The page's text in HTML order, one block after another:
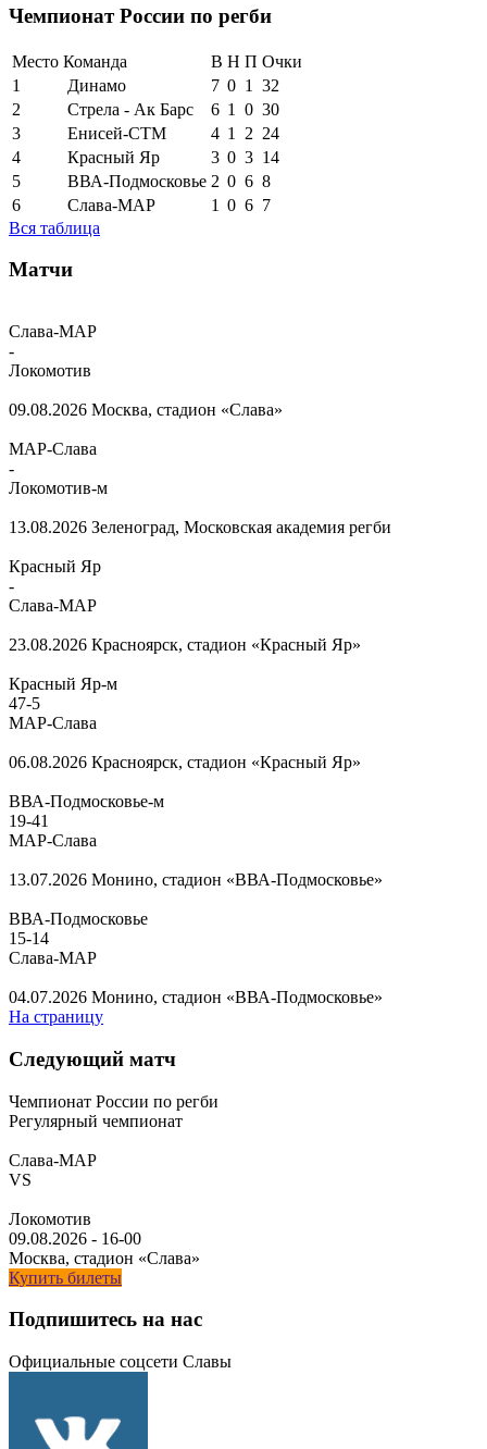
Чемпионат России по регби
Место Команда В Н П Очки
1
Динамо 7 0 1
32
2
Стрела - Ак Барс 6 1 0 30
3
Енисей-СТМ 4 1 2 24
4
Красный Яр 3 0 3 14
5
ВВА-Подмосковье 2 0 6 8
6
Слава-МАР 1 0 6 7
Вся таблица
Матчи
Слава-МАР
-
Локомотив
09.08.2026 Москва, стадион «Слава»
МАР-Слава
-
Локомотив-м
13.08.2026 Зеленоград, Московская академия регби
Красный Яр
-
Слава-МАР
23.08.2026 Красноярск, стадион «Красный Яр»
Красный Яр-м
47-5
МАР-Слава
06.08.2026 Красноярск, стадион «Красный Яр»
ВВА-Подмосковье-м
19-41
МАР-Слава
13.07.2026 Монино, стадион «ВВА-Подмосковье»
ВВА-Подмосковье
15-14
Слава-МАР
04.07.2026 Монино, стадион «ВВА-Подмосковье»
На страницу
Следующий матч
Чемпионат России по регби
Регулярный чемпионат
Слава-МАР
VS
Локомотив
09.08.2026 - 16-00
Москва, стадион «Слава»
Купить билеты
Подпишитесь на нас
Официальные соцсети Славы